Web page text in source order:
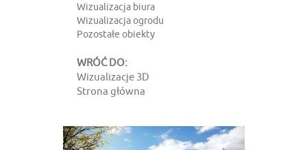
Wizualizacja biura
Wizualizacja ogrodu
Pozostałe obiekty
WRÓĆ DO:
Wizualizacje 3D
Strona główna